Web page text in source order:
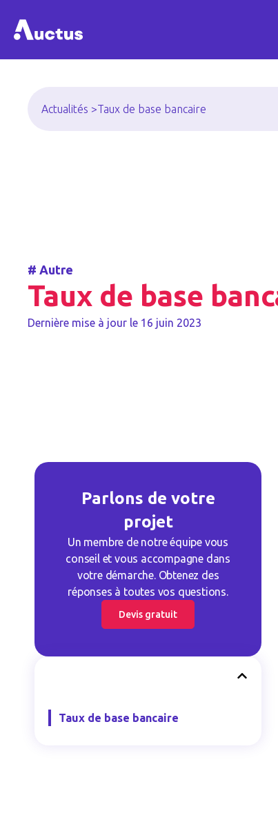
Actualités >Taux de base bancaire
# Autre
Taux de base
Dernière mise à jour le 16 juin 2023
Parlons de votre
projet
Un membre de notre équipe vous
conseil et vous accompagne dans
votre démarche. Obtenez des
réponses à toutes vos questions.
Devis gratuit
Taux de base bancaire